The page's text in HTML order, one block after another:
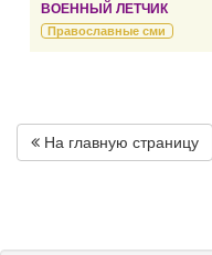
ВОЕННЫЙ ЛЕТЧИК
Православные сми
На главную страницу